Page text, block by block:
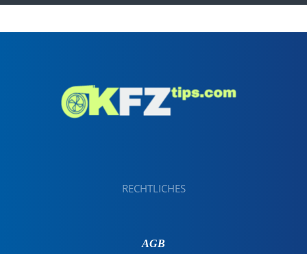
RECHTLICHES
AGB